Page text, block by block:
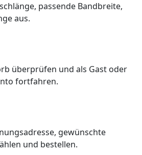
passende Bandbreite,
aus.
überprüfen und als Gast oder
fortfahren.
gewünschte
und bestellen.